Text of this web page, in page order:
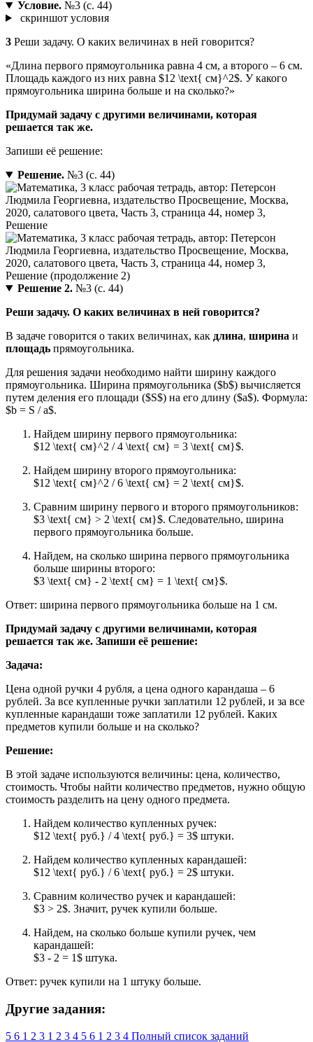
Условие.№3 (с. 44)
скриншот условия
3 Реши задачу. О каких величинах в ней говорится?
«Длина первого прямоугольника равна 4 см, а второго – 6 см.
Площадь каждого из них равна $12 \text{ см}^2$. У какого
прямоугольника ширина больше и на сколько?»
Придумай задачу с другими величинами, которая
решается так же.
Запиши её решение:
Решение.№3 (с. 44)
Решение 2.№3 (с. 44)
Реши задачу. О каких величинах в ней говорится?
В задаче говорится о таких величинах, как длина, ширина и
площадь прямоугольника.
Для решения задачи необходимо найти ширину каждого
прямоугольника. Ширина прямоугольника ($b$) вычисляется
путем деления его площади ($S$) на его длину ($a$). Формула:
$b = S / a$.
Найдем ширину первого прямоугольника:
$12 \text{ см}^2 / 4 \text{ см} = 3 \text{ см}$.
Найдем ширину второго прямоугольника:
$12 \text{ см}^2 / 6 \text{ см} = 2 \text{ см}$.
Сравним ширину первого и второго прямоугольников:
$3 \text{ см} > 2 \text{ см}$. Следовательно, ширина
первого прямоугольника больше.
Найдем, на сколько ширина первого прямоугольника
больше ширины второго:
$3 \text{ см} - 2 \text{ см} = 1 \text{ см}$.
Ответ: ширина первого прямоугольника больше на 1 см.
Придумай задачу с другими величинами, которая
решается так же. Запиши её решение:
Задача:
Цена одной ручки 4 рубля, а цена одного карандаша – 6
рублей. За все купленные ручки заплатили 12 рублей, и за все
купленные карандаши тоже заплатили 12 рублей. Каких
предметов купили больше и на сколько?
Решение:
В этой задаче используются величины: цена, количество,
стоимость. Чтобы найти количество предметов, нужно общую
стоимость разделить на цену одного предмета.
Найдем количество купленных ручек:
$12 \text{ руб.} / 4 \text{ руб.} = 3$ штуки.
Найдем количество купленных карандашей:
$12 \text{ руб.} / 6 \text{ руб.} = 2$ штуки.
Сравним количество ручек и карандашей:
$3 > 2$. Значит, ручек купили больше.
Найдем, на сколько больше купили ручек, чем
карандашей:
$3 - 2 = 1$ штука.
Ответ: ручек купили на 1 штуку больше.
Другие задания:
5 6 1 2 3 1 2 3 4 5 6 1 2 3 4 Полный список заданий